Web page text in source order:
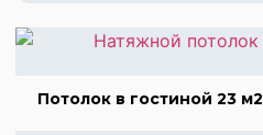
Потолок в гостиной 23 м2